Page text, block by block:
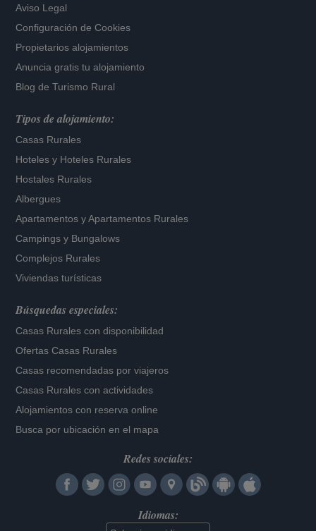
Aviso Legal
Configuración de Cookies
Propietarios alojamientos
Anuncia gratis tu alojamiento
Blog de Turismo Rural
Tipos de alojamiento:
Casas Rurales
Hoteles y Hoteles Rurales
Hostales Rurales
Albergues
Apartamentos yApartamentos Rurales
Campings y Bungalows
Complejos Rurales
Viviendas turísticas
Búsquedas especiales:
Casas Rurales con disponibilidad
Ofertas Casas Rurales
Casas recomendadas por viajeros
Casas Rurales con actividades
Alojamientos con reserva online
Busca por ubicación en el mapa
Redes sociales:
Idiomas: